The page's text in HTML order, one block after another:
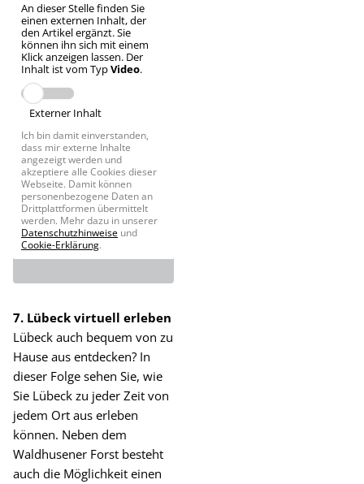
An dieser Stelle finden Sie
einen externen Inhalt, der
den Artikel ergänzt. Sie
können ihn sich mit einem
Klick anzeigen lassen. Der
Inhalt ist vom TypVideo.
Externer Inhalt
Ich bin damit einverstanden,
dass mir externe Inhalte
angezeigt werden und
akzeptiere alle Cookies dieser
Webseite. Damit können
personenbezogene Daten an
Drittplattformen übermittelt
werden. Mehr dazu in unserer
Datenschutzhinweise und
Cookie-Erklärung.
7. Lübeck virtuell erleben
Lübeck auch bequem von zu
Hause aus entdecken? In
dieser Folge sehen Sie, wie
Sie Lübeck zu jeder Zeit von
jedem Ort aus erleben
können. Neben dem
Waldhusener Forst besteht
auch die Möglichkeit einen